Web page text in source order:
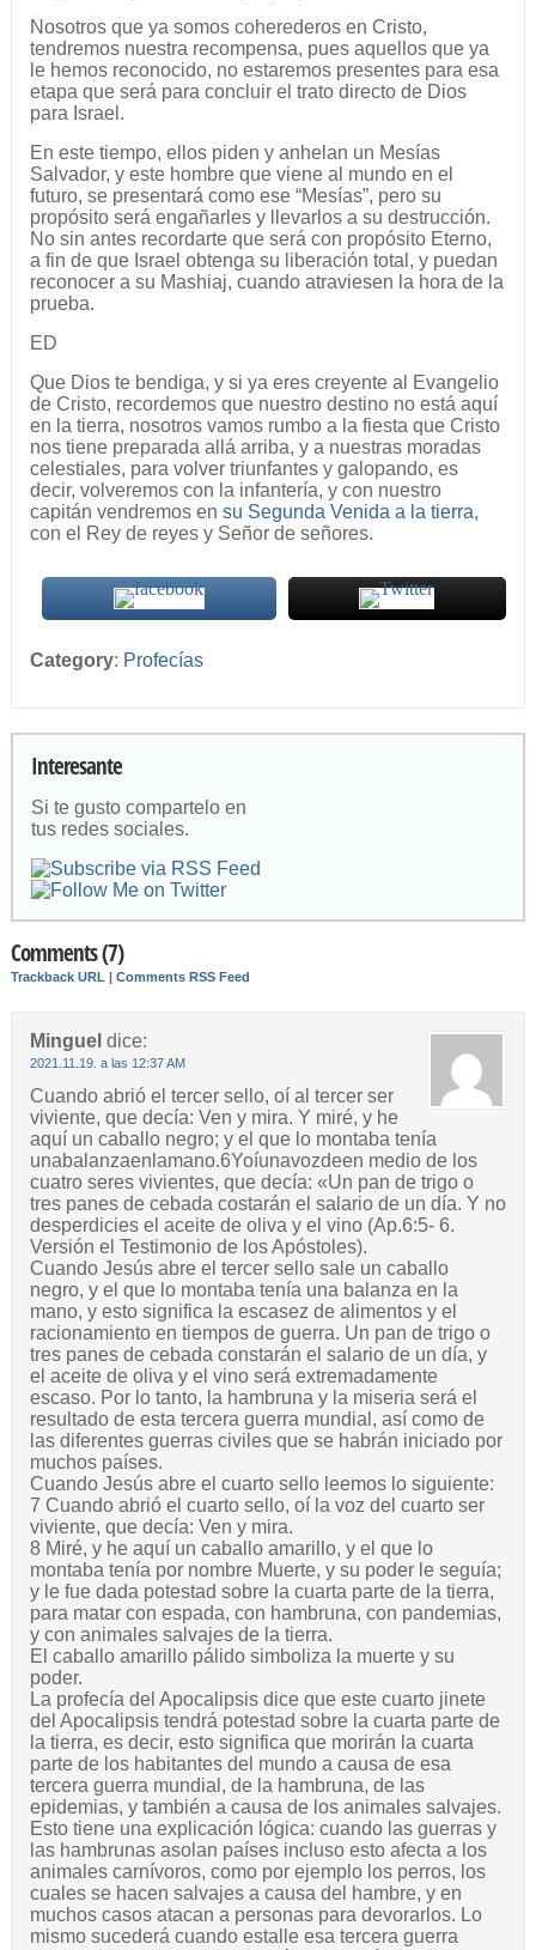
Nosotros que ya somos coherederos en Cristo,
tendremos nuestra recompensa, pues aquellos que ya
le hemos reconocido, no estaremos presentes para esa
etapa que será para concluir el trato directo de Dios
para Israel.
En este tiempo, ellos piden y anhelan un Mesías
Salvador, y este hombre que viene al mundo en el
futuro, se presentará como ese “Mesías”, pero su
propósito será engañarles y llevarlos a su destrucción.
No sin antes recordarte que será con propósito Eterno,
a fin de que Israel obtenga su liberación total, y puedan
reconocer a su Mashiaj, cuando atraviesen la hora de la
prueba.
ED
Que Dios te bendiga, y si ya eres creyente al Evangelio
de Cristo, recordemos que nuestro destino no está aquí
en la tierra, nosotros vamos rumbo a la fiesta que Cristo
nos tiene preparada allá arriba, y a nuestras moradas
celestiales, para volver triunfantes y galopando, es
decir, volveremos con la infantería, y con nuestro
capitán vendremos en su Segunda Venida a la tierra,
con el Rey de reyes y Señor de señores.
Category: Profecías
Interesante
Si te gusto compartelo en
tus redes sociales.
Comments (7)
Trackback URL | Comments RSS Feed
Minguel dice:
2021.11.19. a las 12:37 AM
Cuando abrió el tercer sello, oí al tercer ser
viviente, que decía: Ven y mira. Y miré, y he
aquí un caballo negro; y el que lo montaba tenía
unabalanzaenlamano.6Yoíunavozdeen medio de los
cuatro seres vivientes, que decía: «Un pan de trigo o
tres panes de cebada costarán el salario de un día. Y no
desperdicies el aceite de oliva y el vino (Ap.6:5- 6.
Versión el Testimonio de los Apóstoles).
Cuando Jesús abre el tercer sello sale un caballo
negro, y el que lo montaba tenía una balanza en la
mano, y esto significa la escasez de alimentos y el
racionamiento en tiempos de guerra. Un pan de trigo o
tres panes de cebada constarán el salario de un día, y
el aceite de oliva y el vino será extremadamente
escaso. Por lo tanto, la hambruna y la miseria será el
resultado de esta tercera guerra mundial, así como de
las diferentes guerras civiles que se habrán iniciado por
muchos países.
Cuando Jesús abre el cuarto sello leemos lo siguiente:
7 Cuando abrió el cuarto sello, oí la voz del cuarto ser
viviente, que decía: Ven y mira.
8 Miré, y he aquí un caballo amarillo, y el que lo
montaba tenía por nombre Muerte, y su poder le seguía;
y le fue dada potestad sobre la cuarta parte de la tierra,
para matar con espada, con hambruna, con pandemias,
y con animales salvajes de la tierra.
El caballo amarillo pálido simboliza la muerte y su
poder.
La profecía del Apocalipsis dice que este cuarto jinete
del Apocalipsis tendrá potestad sobre la cuarta parte de
la tierra, es decir, esto significa que morirán la cuarta
parte de los habitantes del mundo a causa de esa
tercera guerra mundial, de la hambruna, de las
epidemias, y también a causa de los animales salvajes.
Esto tiene una explicación lógica: cuando las guerras y
las hambrunas asolan países incluso esto afecta a los
animales carnívoros, como por ejemplo los perros, los
cuales se hacen salvajes a causa del hambre, y en
muchos casos atacan a personas para devorarlos. Lo
mismo sucederá cuando estalle esa tercera guerra